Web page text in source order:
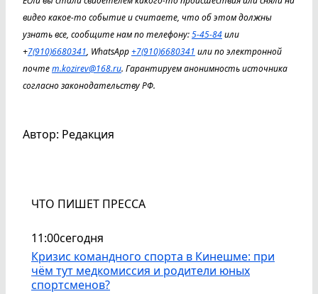
видео какое-то событие и считаете, что об этом должны
узнать все, сообщите нам по телефону:5-45-84или
+7(910)6680341, WhatsApp+7(910)6680341 или по электронной
почтеm.kozirev@168.ru. Гарантируем анонимность источника
согласно законодательству РФ.
Автор: Редакция
ЧТО ПИШЕТ ПРЕССА
11:00сегодня
Кризис командного спорта в Кинешме: при
чём тут медкомиссия и родители юных
спортсменов?